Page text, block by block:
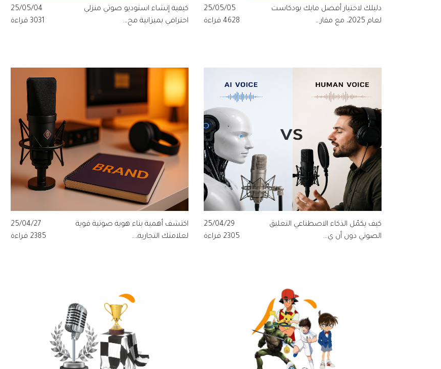
دليلك لاختيار أفضل مايك بودكاست
لعام 2025، مع مقار...
25/05/05
4628 قراءة
كيفية إنشاء استوديو صوتي منزلي
احترافي بميزانية مح...
25/05/04
3031 قراءة
كيف يكمّل الذكاء الاصطناعي التعليق
الصوتي دون أن ي...
25/04/29
2305 قراءة
اكتشف أهمية بناء هوية صوتية قوية
لعلامتك التجارية،...
25/04/27
2385 قراءة